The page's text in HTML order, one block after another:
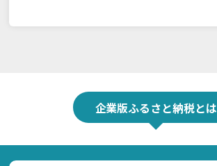
企業版ふるさと納税とは